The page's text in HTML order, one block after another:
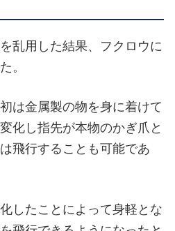
乱用した結果、フクロウに
。
は金属製の物を身に着けて
化し指先が本物のかぎ爪と
飛行することも可能であ
したことによって身軽とな